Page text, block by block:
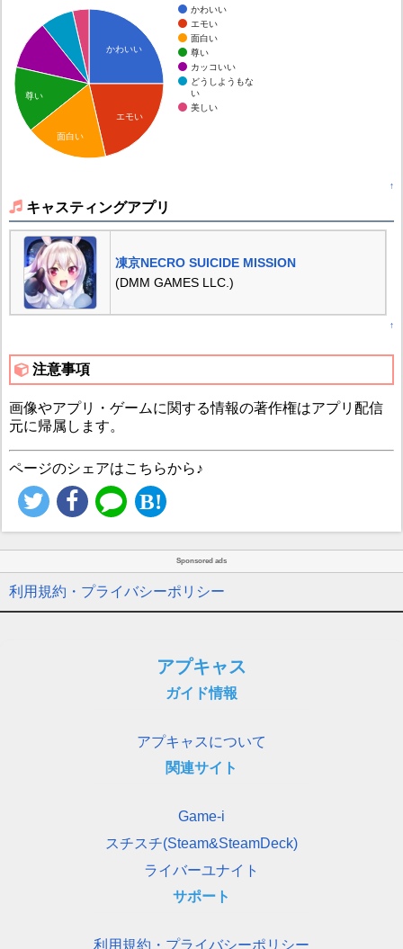
かわいい
エモい
面白い
尊い
カッコいい
どうしようもな
い
美しい
かわいい
エモい
尊い
面白い
↑
キャスティングアプリ
凍京NECRO SUICIDE MISSION
(DMM GAMES LLC.)
↑
注意事項
画像やアプリ・ゲームに関する情報の著作権はアプリ配信
元に帰属します。
ページのシェアはこちらから♪
Sponsored ads
利用規約・プライバシーポリシー
アプキャス
ガイド情報
アプキャスについて
関連サイト
Game-i
スチスチ(Steam&SteamDeck)
ライバーユナイト
サポート
利用規約・プライバシーポリシー